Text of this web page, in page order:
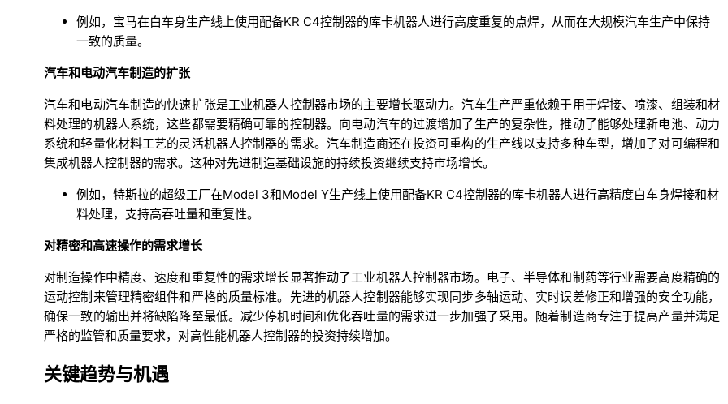
例如，宝马在白车身生产线上使用配备KR C4控制器的库卡机器人进行高度重复的点焊，从而在大规模汽车生产中保持
一致的质量。
汽车和电动汽车制造的扩张
汽车和电动汽车制造的快速扩张是工业机器人控制器市场的主要增长驱动力。汽车生产严重依赖于用于焊接、喷漆、组装和材
料处理的机器人系统，这些都需要精确可靠的控制器。向电动汽车的过渡增加了生产的复杂性，推动了能够处理新电池、动力
系统和轻量化材料工艺的灵活机器人控制器的需求。汽车制造商还在投资可重构的生产线以支持多种车型，增加了对可编程和
集成机器人控制器的需求。这种对先进制造基础设施的持续投资继续支持市场增长。
例如，特斯拉的超级工厂在Model 3和Model Y生产线上使用配备KR C4控制器的库卡机器人进行高精度白车身焊接和材
料处理，支持高吞吐量和重复性。
对精密和高速操作的需求增长
对制造操作中精度、速度和重复性的需求增长显著推动了工业机器人控制器市场。电子、半导体和制药等行业需要高度精确的
运动控制来管理精密组件和严格的质量标准。先进的机器人控制器能够实现同步多轴运动、实时误差修正和增强的安全功能，
确保一致的输出并将缺陷降至最低。减少停机时间和优化吞吐量的需求进一步加强了采用。随着制造商专注于提高产量并满足
严格的监管和质量要求，对高性能机器人控制器的投资持续增加。
关键趋势与机遇